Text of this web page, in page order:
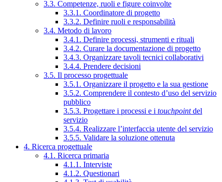
3.3. Competenze, ruoli e figure coinvolte
3.3.1. Coordinatore di progetto
3.3.2. Definire ruoli e responsabilità
3.4. Metodo di lavoro
3.4.1. Definire processi, strumenti e rituali
3.4.2. Curare la documentazione di progetto
3.4.3. Organizzare tavoli tecnici collaborativi
3.4.4. Prendere decisioni
3.5. Il processo progettuale
3.5.1. Organizzare il progetto e la sua gestione
3.5.2. Comprendere il contesto d’uso del servizio
pubblico
3.5.3. Progettare i processi e i touchpointdel
servizio
3.5.4. Realizzare l’interfaccia utente del servizio
3.5.5. Validare la soluzione ottenuta
4. Ricerca progettuale
4.1. Ricerca primaria
4.1.1. Interviste
4.1.2. Questionari